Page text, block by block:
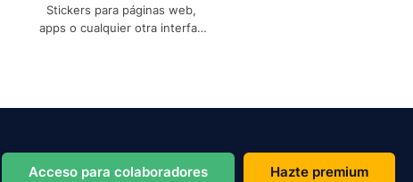
Stickers para páginas web,
apps o cualquier otra interfaz
Acceso para colaboradores Hazte premium